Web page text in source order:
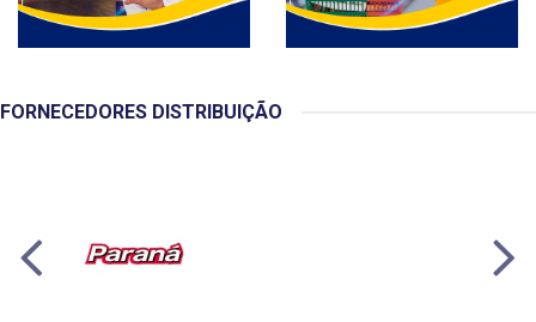
FORNECEDORES DISTRIBUIÇÃO